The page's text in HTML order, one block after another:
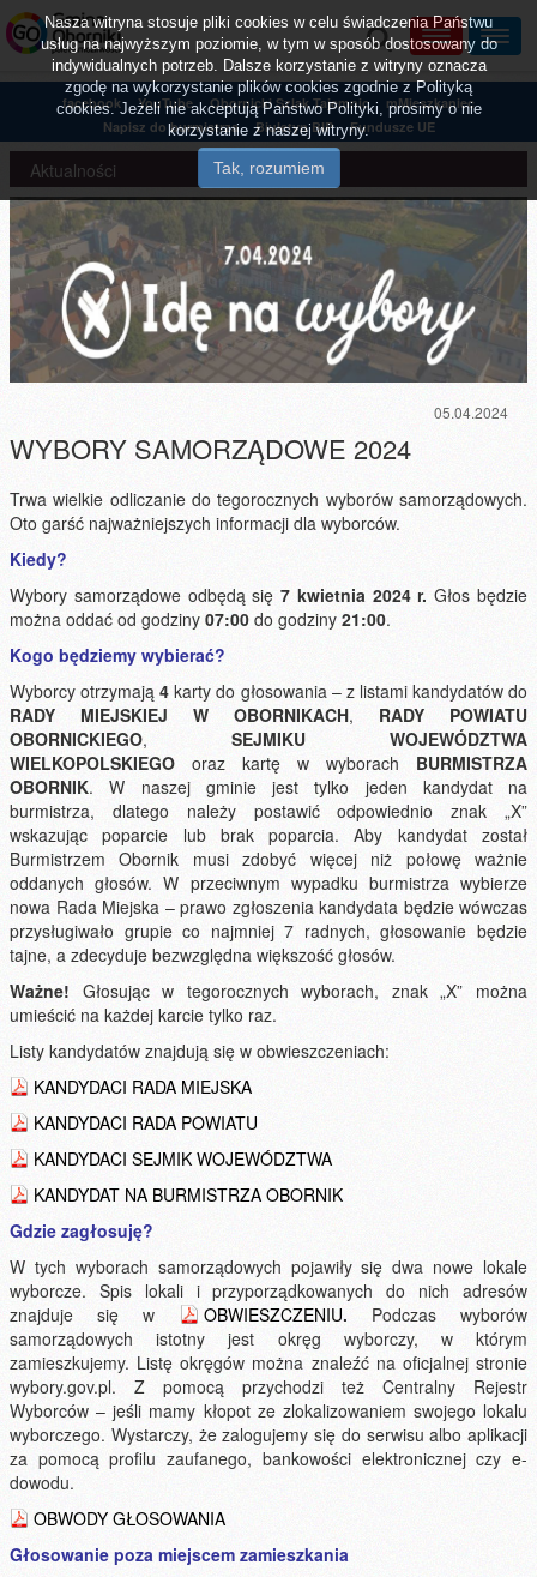
facebook YouTube Obornicki Szlak Tajemnic
mMieszkaniec
Napisz do burmistrza
Biuletyn BIP Fundusze UE
Aktualności
05.04.2024
WYBORY SAMORZĄDOWE 2024
Trwa wielkie odliczanie do tegorocznych wyborów samorządowych.
Oto garść najważniejszych informacji dla wyborców.
Kiedy?
Wybory samorządowe odbędą się7 kwietnia 2024 r. Głos będzie
można oddać od godziny 07:00 do godziny 21:00.
Kogo będziemy wybierać?
Wyborcy otrzymają4 karty do głosowania – z listami kandydatów do
RADY MIEJSKIEJ W OBORNIKACH, RADY POWIATU
OBORNICKIEGO, SEJMIKU WOJEWÓDZTWA
WIELKOPOLSKIEGO oraz kartę w wyborach BURMISTRZA
OBORNIK. W naszej gminie jest tylko jeden kandydat na
burmistrza, dlatego należy postawić odpowiednio znak „X”
wskazując poparcie lub brak poparcia. Aby kandydat został
Burmistrzem Obornik musi zdobyć więcej niż połowę ważnie
oddanych głosów. W przeciwnym wypadku burmistrza wybierze
nowa Rada Miejska – prawo zgłoszenia kandydata będzie wówczas
przysługiwało grupie co najmniej 7 radnych, głosowanie będzie
tajne, a zdecyduje bezwzględna większość głosów.
Ważne! Głosując w tegorocznych wyborach, znak „X” można
umieścić na każdej karcie tylko raz.
Listy kandydatów znajdują się w obwieszczeniach:
KANDYDACI RADA MIEJSKA
KANDYDACI RADA POWIATU
KANDYDACI SEJMIK WOJEWÓDZTWA
KANDYDAT NA BURMISTRZA OBORNIK
Gdzie zagłosuję?
W tych wyborach samorządowych pojawiły się dwa nowe lokale
wyborcze. Spis lokali i przyporządkowanych do nich adresów
znajduje się w
OBWIESZCZENIU. Podczas wyborów
samorządowych istotny jest okręg wyborczy, w którym
zamieszkujemy. Listę okręgów można znaleźć na oficjalnej stronie
wybory.gov.pl. Z pomocą przychodzi też Centralny Rejestr
Wyborców – jeśli mamy kłopot ze zlokalizowaniem swojego lokalu
wyborczego. Wystarczy, że zalogujemy się do serwisu albo aplikacji
za pomocą profilu zaufanego, bankowości elektronicznej czy e-
dowodu.
OBWODY GŁOSOWANIA
Głosowanie poza miejscem zamieszkania
Nasza witryna stosuje pliki cookies w celu świadczenia Państwu
usług na najwyższym poziomie, w tym w sposób dostosowany do
indywidualnych potrzeb. Dalsze korzystanie z witryny oznacza
zgodę na wykorzystanie plików cookies zgodnie z Polityką
cookies. Jeżeli nie akceptują Państwo Polityki, prosimy o nie
korzystanie z naszej witryny.